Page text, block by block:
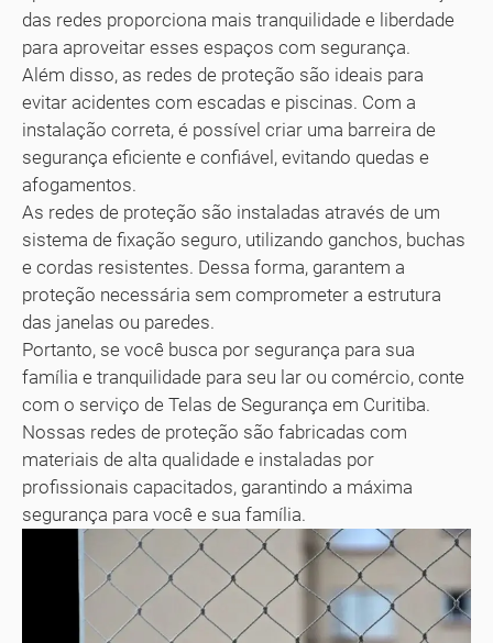
das redes proporciona mais tranquilidade e liberdade
para aproveitar esses espaços com segurança.
Além disso, as redes de proteção são ideais para
evitar acidentes com escadas e piscinas. Com a
instalação correta, é possível criar uma barreira de
segurança eficiente e confiável, evitando quedas e
afogamentos.
As redes de proteção são instaladas através de um
sistema de fixação seguro, utilizando ganchos, buchas
e cordas resistentes. Dessa forma, garantem a
proteção necessária sem comprometer a estrutura
das janelas ou paredes.
Portanto, se você busca por segurança para sua
família e tranquilidade para seu lar ou comércio, conte
com o serviço de Telas de Segurança em Curitiba.
Nossas redes de proteção são fabricadas com
materiais de alta qualidade e instaladas por
profissionais capacitados, garantindo a máxima
segurança para você e sua família.